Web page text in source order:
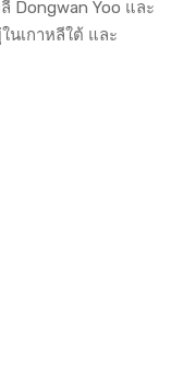
Dongwan Yoo และ
นเกาหลีใต้ และ